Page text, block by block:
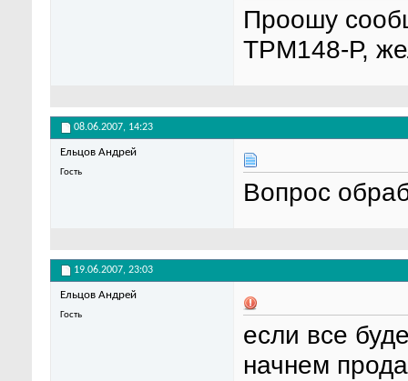
Проошу
ТРМ148-Р,
08.06.2007, 14:23
Ельцов Андрей
Гость
Вопрос
19.06.2007, 23:03
Ельцов Андрей
Гость
если все
начнем